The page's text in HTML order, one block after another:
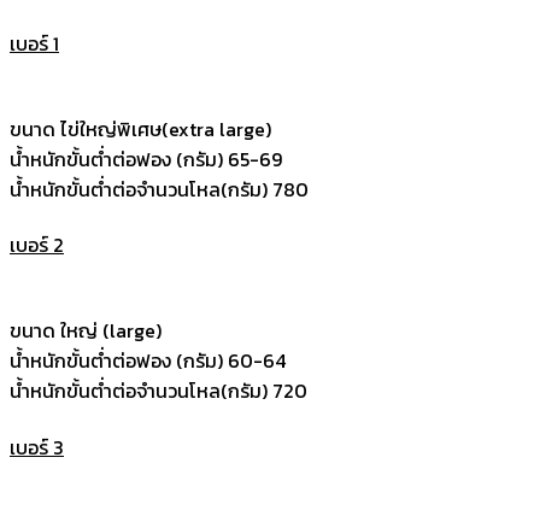
เบอร์ 1
ขนาด ไข่ใหญ่พิเศษ(extra large)
น้ำหนักขั้นต่ำต่อฟอง (กรัม) 65-69
น้ำหนักขั้นต่ำต่อจำนวนโหล(กรัม) 780
เบอร์ 2
ขนาด ใหญ่ (large)
น้ำหนักขั้นต่ำต่อฟอง (กรัม) 60-64
น้ำหนักขั้นต่ำต่อจำนวนโหล(กรัม) 720
เบอร์ 3